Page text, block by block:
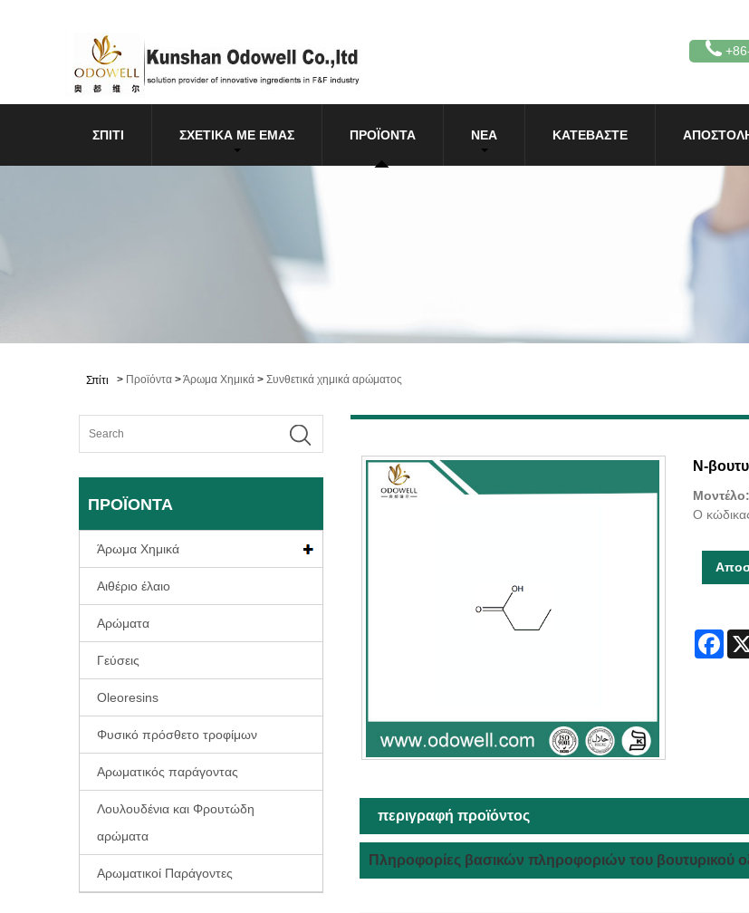
ΣΠΊΤΙ ΣΧΕΤΙΚΆ ΜΕ ΕΜΆΣ ΠΡΟΪΌΝΤΑ ΝΈΑ ΚΑΤΕΒΆΣΤΕ
Σπίτι > Προϊόντα >Άρωμα Χημικά > Συνθετικά χημικά αρώματος
ΠΡΟΪΌΝΤΑ
Άρωμα Χημικά
Αιθέριο έλαιο
Αρώματα
Γεύσεις
Oleoresins
Φυσικό πρόσθετο τροφίμων
Αρωματικός παράγοντας
Λουλουδένια και Φρουτώδη
αρώματα
Αρωματικοί Παράγοντες
Ν-
Ο
περιγραφή προϊόντος
Πληροφορίες βασικών πληροφοριών του βουτυρικού